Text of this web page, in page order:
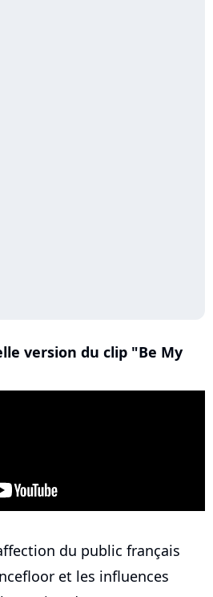
version du clip "Be My
du public français
et les influences